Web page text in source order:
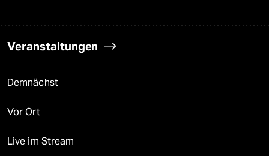
Veranstaltungen
Demnächst
Vor Ort
Live im Stream